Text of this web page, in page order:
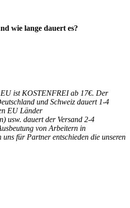
wie lange dauert es?
ist KOSTENFREI ab 17€. Der
und Schweiz dauert 1-4
EU Länder
usw. dauert der Versand 2-4
von Arbeitern in
uns für Partner entschieden die unseren